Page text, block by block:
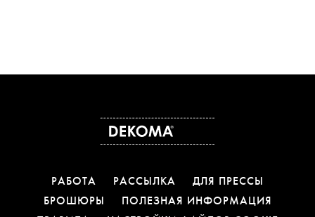
РАБОТА РАССЫЛКА
ДЛЯ ПРЕССЫ
БРОШЮРЫ
ПОЛЕЗНАЯ ИНФОРМАЦИЯ